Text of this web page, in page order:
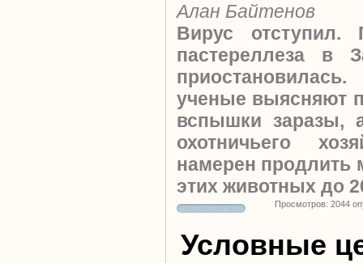
Алан Байтенов
Вирус отступил.
пастереллеза в
ученые выясняют
вспышки заразы,
охотничьего
намерен продлить
этих животных до
Просмотров: 2044
Условные